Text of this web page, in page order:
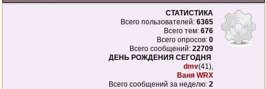
СТАТИСТИКА
Всего пользователей: 6365
Всего тем: 676
Всего опросов: 0
Всего сообщений: 22709
ДЕНЬ РОЖДЕНИЯ СЕГОДНЯ
dmv(41),
Ваня WRX
Всего сообщений за неделю: 2